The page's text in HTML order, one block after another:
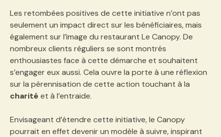
Les retombées positives de cette initiative n’ont pas
seulement un impact direct sur les bénéficiaires, mais
également sur l’image du restaurant Le Canopy. De
nombreux clients réguliers se sont montrés
enthousiastes face à cette démarche et souhaitent
s’engager eux aussi. Cela ouvre la porte à une réflexion
sur la pérennisation de cette action touchant à la
charité et à l’entraide.
Envisageant d’étendre cette initiative, le Canopy
pourrait en effet devenir un modèle à suivre, inspirant